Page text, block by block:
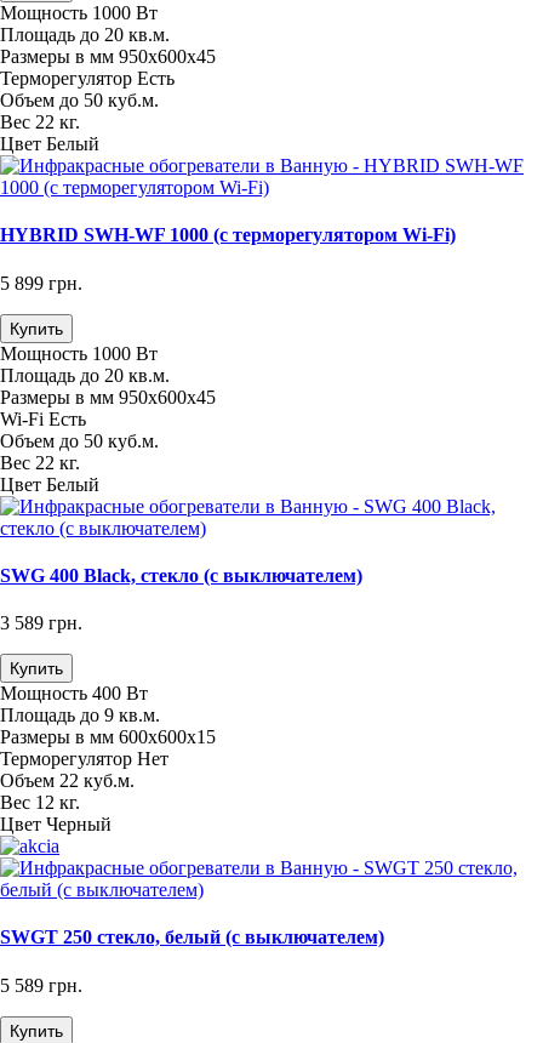
Мощность 1000 Вт
Площадь до 20 кв.м.
Размеры в мм 950х600х45
Терморегулятор Есть
Объем до 50 куб.м.
Вес 22 кг.
Цвет Белый
HYBRID SWH-WF 1000 (с терморегулятором Wi-Fi)
5 899 грн.
Купить
Мощность 1000 Вт
Площадь до 20 кв.м.
Размеры в мм 950х600х45
Wi-Fi Есть
Объем до 50 куб.м.
Вес 22 кг.
Цвет Белый
SWG 400 Black, стекло (с выключателем)
3 589 грн.
Купить
Мощность 400 Вт
Площадь до 9 кв.м.
Размеры в мм 600х600х15
Терморегулятор Нет
Объем 22 куб.м.
Вес 12 кг.
Цвет Черный
SWGT 250 стекло, белый (с выключателем)
5 589 грн.
Купить